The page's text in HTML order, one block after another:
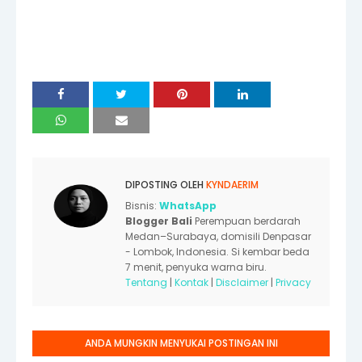
DIPOSTING OLEH KYNDAERIM
Bisnis: WhatsApp
Blogger Bali Perempuan berdarah
Medan–Surabaya, domisili Denpasar
- Lombok, Indonesia. Si kembar beda
7 menit, penyuka warna biru.
Tentang | Kontak | Disclaimer | Privacy
ANDA MUNGKIN MENYUKAI POSTINGAN INI